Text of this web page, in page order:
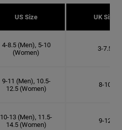
US Size UK Size
4-8.5 (Men), 5-10
(Women)
3-7.5
9-11 (Men), 10.5-
12.5 (Women)
8-10
10-13 (Men), 11.5-
14.5 (Women)
9-12